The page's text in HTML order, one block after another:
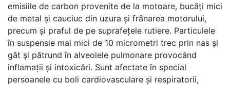
emisiile de carbon provenite de la motoare, bucăți mici
de metal și cauciuc din uzura și frânarea motorului,
precum și praful de pe suprafețele rutiere. Particulele
în suspensie mai mici de 10 micrometri trec prin nas și
gât şi pătrund în alveolele pulmonare provocând
inflamații și intoxicări. Sunt afectate în special
persoanele cu boli cardiovasculare și respiratorii,